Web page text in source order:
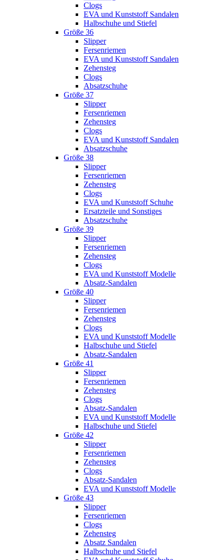
Clogs
EVA und Kunststoff Sandalen
Halbschuhe und Stiefel
Größe 36
Slipper
Fersenriemen
EVA und Kunststoff Sandalen
Zehensteg
Clogs
Absatzschuhe
Größe 37
Slipper
Fersenriemen
Zehensteg
Clogs
EVA und Kunststoff Sandalen
Absatzschuhe
Größe 38
Slipper
Fersenriemen
Zehensteg
Clogs
EVA und Kunststoff Schuhe
Ersatzteile und Sonstiges
Absatzschuhe
Größe 39
Slipper
Fersenriemen
Zehensteg
Clogs
EVA und Kunststoff Modelle
Absatz-Sandalen
Größe 40
Slipper
Fersenriemen
Zehensteg
Clogs
EVA und Kunststoff Modelle
Halbschuhe und Stiefel
Absatz-Sandalen
Größe 41
Slipper
Fersenriemen
Zehensteg
Clogs
Absatz-Sandalen
EVA und Kunststoff Modelle
Halbschuhe und Stiefel
Größe 42
Slipper
Fersenriemen
Zehensteg
Clogs
Absatz-Sandalen
EVA und Kunststoff Modelle
Größe 43
Slipper
Fersenriemen
Clogs
Zehensteg
Absatz Sandalen
Halbschuhe und Stiefel